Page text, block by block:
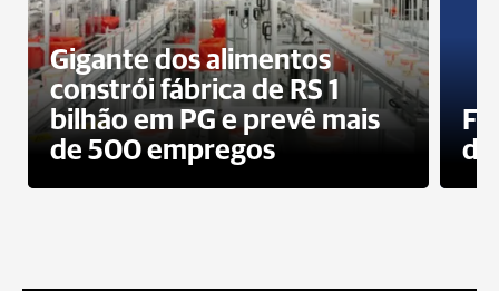
Gigante dos alimentos
constrói fábrica de RS 1
bilhão em PG e prevê mais
de 500 empregos